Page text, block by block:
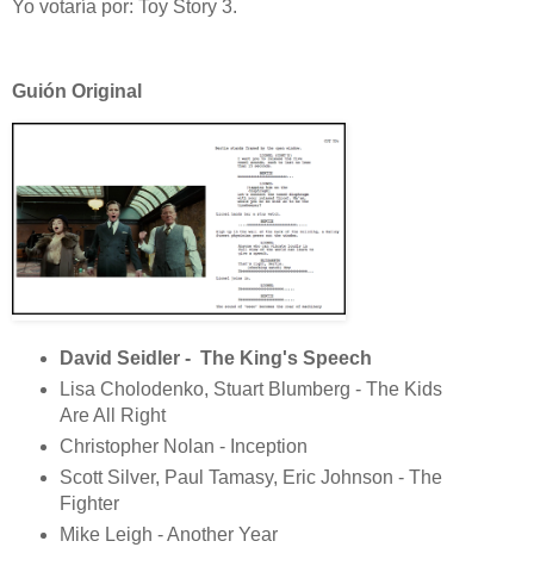
Yo votaría por: Toy Story 3.
Guión Original
David Seidler - The King's Speech
Lisa Cholodenko, Stuart Blumberg - The Kids
Are All Right
Christopher Nolan - Inception
Scott Silver, Paul Tamasy, Eric Johnson - The
Fighter
Mike Leigh - Another Year